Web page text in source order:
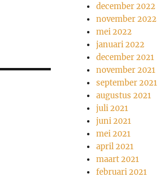
december 2022
november 2022
mei 2022
januari 2022
december 2021
november 2021
september 2021
augustus 2021
juli 2021
juni 2021
mei 2021
april 2021
maart 2021
februari 2021